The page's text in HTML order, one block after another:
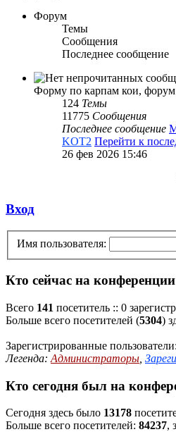
Форум
Темы
Сообщения
Последнее сообщение
Форму по карпам кои, форум
124 Темы
11775 Сообщения
Последнее сообщение
KOT2 Перейти к
26 фев 2026 15:46
Вход
Имя пользователя:
Кто сейчас на конференции
Всего 141 посетитель :: 0
Больше всего посетителей (5304)
Зарегистрированные
Легенда: Администраторы
Кто сегодня был на
Сегодня здесь было 13178
Больше всего посетителей: 84237,